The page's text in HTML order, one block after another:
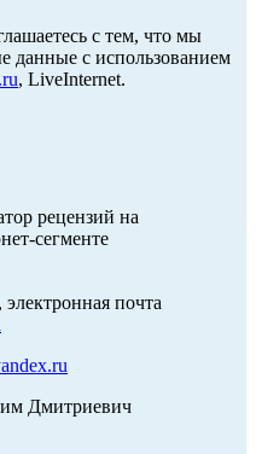
с тем, что мы
данные с использованием
, LiveInternet.
рецензий на
сегменте
почта
Дмитриевич